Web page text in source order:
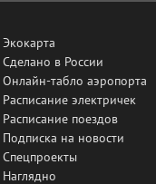
Экокарта
Сделано в России
Онлайн-табло аэропорта
Расписание электричек
Расписание поездов
Подписка на новости
Спецпроекты
Наглядно